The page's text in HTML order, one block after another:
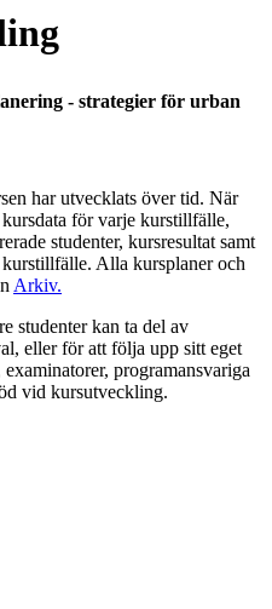
- strategier för urban
har utvecklats över tid. När
för varje kurstillfälle,
studenter, kursresultat samt
kurstillfälle. Alla kursplaner och
Arkiv.
studenter kan ta del av
eller för att följa upp sitt eget
programansvariga
vid kursutveckling.